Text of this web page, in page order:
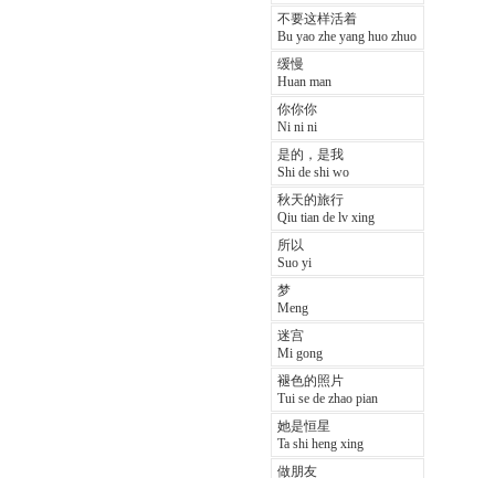
不要这样活着
Bu yao zhe yang huo zhuo
缓慢
Huan man
你你你
Ni ni ni
是的，是我
Shi de shi wo
秋天的旅行
Qiu tian de lv xing
所以
Suo yi
梦
Meng
迷宫
Mi gong
褪色的照片
Tui se de zhao pian
她是恒星
Ta shi heng xing
做朋友